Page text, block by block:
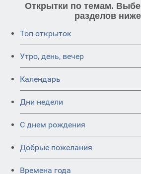
Открытки по темам.
разделов ниже
Топ открыток
Утро, день, вечер
Календарь
Дни недели
C днем рождения
Добрые пожелания
Времена года